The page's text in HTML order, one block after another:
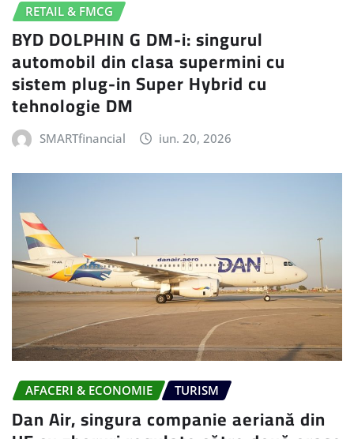
RETAIL & FMCG
BYD DOLPHIN G DM-i: singurul
automobil din clasa supermini cu
sistem plug-in Super Hybrid cu
tehnologie DM
SMARTfinancial iun. 20, 2026
AFACERI & ECONOMIE TURISM
Dan Air, singura companie aeriană din